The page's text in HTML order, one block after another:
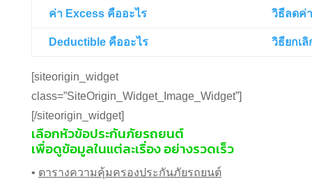
ค่า Excess คืออะไร วิธีลดค่
Deductible คืออะไร วิธียกเ
[siteorigin_widget
class=”SiteOrigin_Widget_Image_Widget”]
[/siteorigin_widget]
เลือกหัวข้อประกันภัยรถยนต์
เพื่อดูข้อมูลในแต่ละเรื่อง อย่างรวดเร็ว
• ตารางความคุ้มครองประกันภัยรถยนต์